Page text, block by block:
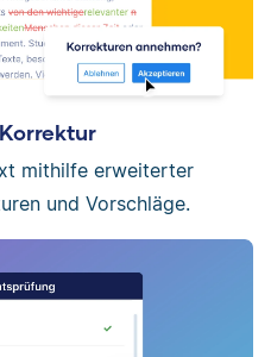
mithilfe erweiterter
und Vorschläge.